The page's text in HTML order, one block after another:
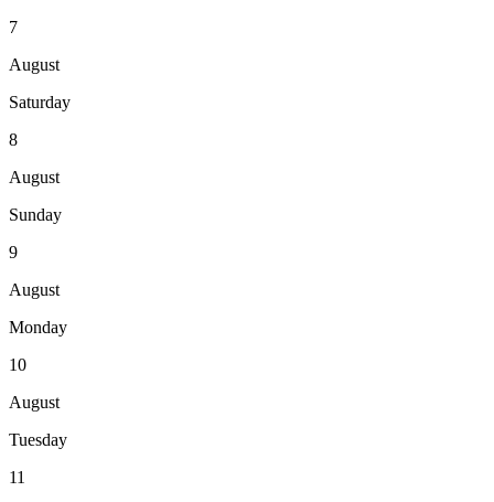
7
August
Saturday
8
August
Sunday
9
August
Monday
10
August
Tuesday
11